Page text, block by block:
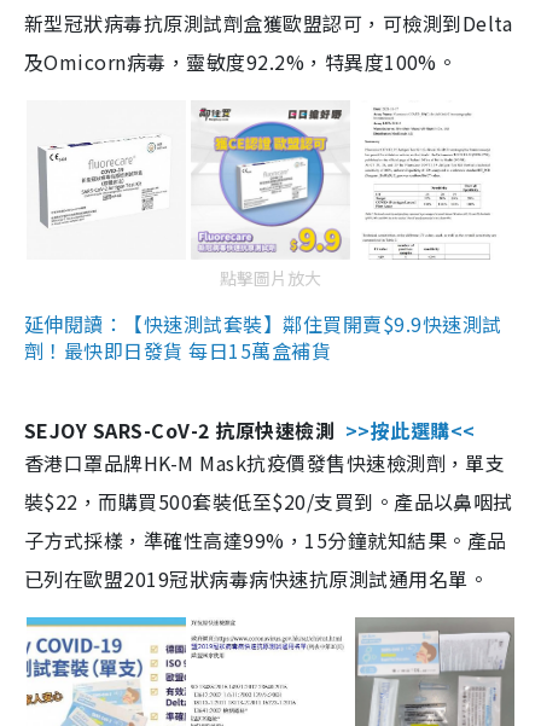
新型冠狀病毒抗原測試劑盒獲歐盟認可，可檢測到Delta
及Omicorn病毒，靈敏度92.2%，特異度100%。
點擊圖片放大
延伸閱讀：【快速測試套裝】鄰住買開賣$9.9快速測試
劑！最快即日發貨 每日15萬盒補貨
SEJOY SARS-CoV-2 抗原快速檢測 >>按此選購<<
香港口罩品牌HK-M Mask抗疫價發售快速檢測劑，單支
裝$22，而購買500套裝低至$20/支買到。產品以鼻咽拭
子方式採樣，準確性高達99%，15分鐘就知結果。產品
已列在歐盟2019冠狀病毒病快速抗原測試通用名單。